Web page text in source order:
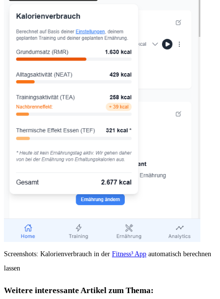
Screenshots: Kalorienverbrauch in der Fitness³ App automatisch berechnen
lassen
Weitere interessante Artikel zum Thema: